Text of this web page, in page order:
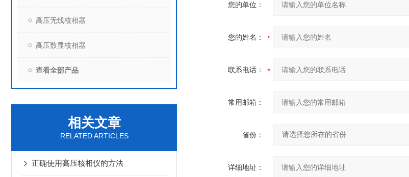
高压无线核相器
高压数显核相器
查看全部产品
相关文章
RELATED ARTICLES
正确使用高压核相仪的方法
您的单位：
您的姓名：
联系电话：
常用邮箱：
省份：
详细地址：